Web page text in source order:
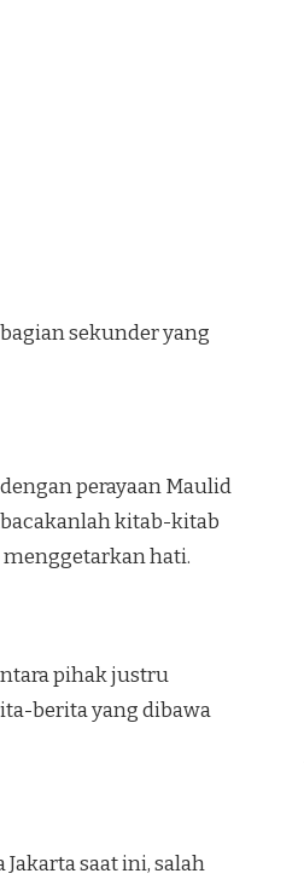
sekunder yang
perayaan Maulid
kitab-kitab
menggetarkan hati.
pihak justru
berita yang dibawa
saat ini, salah